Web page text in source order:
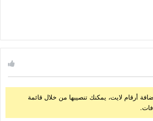
أرقام لايت، يمكنك تنصيبها من خلال قائمة